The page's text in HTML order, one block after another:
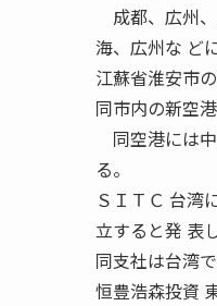
成都、広州
海、広州な ど
江蘇省淮安市
同市内の新空
同空港には
る。
ＳＩＴＣ 台
立すると発 表
同支社は台湾
恒豊浩森投資